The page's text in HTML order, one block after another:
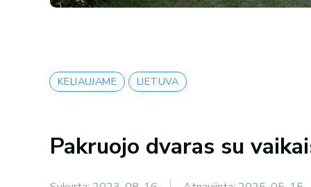
KELIAUJAME LIETUVA
Pakruojo dvaras su